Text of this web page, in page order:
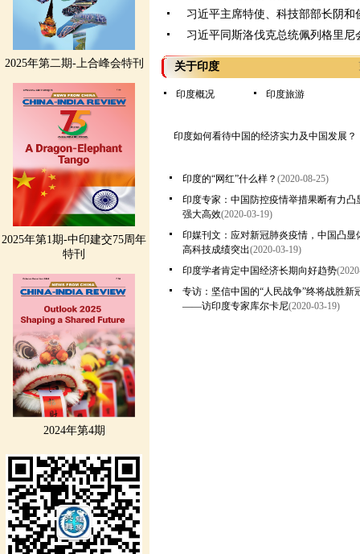
2025年第二期-上合峰会特刊
2025年第1期-中印建交75周年
特刊
2024年第4期
习近平主席特使、科技部部长阴
习近平同斯洛伐克总统佩列格里尼
关于印度
印度概况 印度旅游
印度如何看待中国的经济实力及中国发展？
印度的“网红”什么样？ (2020-08-25)
印度专家：中国防控疫情举措果断有力凸
强大高效(2020-03-19)
印媒刊文：应对新冠肺炎疫情，中国凸显
高科技成绩突出(2020-03-19)
印度学者肯定中国经济长期向好趋势
专访：坚信中国的“人民战争”终将战胜新
——访印度专家库尔卡尼(2020-03-19)